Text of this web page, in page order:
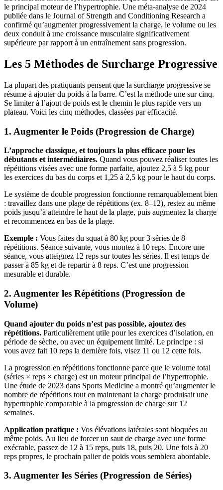
le principal moteur de l’hypertrophie. Une méta-analyse de 2024
publiée dans le Journal of Strength and Conditioning Research a
confirmé qu’augmenter progressivement la charge, le volume ou les
deux conduit à une croissance musculaire significativement
supérieure par rapport à un entraînement sans progression.
Les 5 Méthodes de Surcharge Progressive
La plupart des pratiquants pensent que la surcharge progressive se
résume à ajouter du poids à la barre. C’est la méthode une sur cinq.
Se limiter à l’ajout de poids est le chemin le plus rapide vers un
plateau. Voici les cinq méthodes, classées par efficacité.
1. Augmenter le Poids (Progression de Charge)
L’approche classique, et toujours la plus efficace pour les
débutants et intermédiaires. Quand vous pouvez réaliser toutes les
répétitions visées avec une forme parfaite, ajoutez 2,5 à 5 kg pour
les exercices du bas du corps et 1,25 à 2,5 kg pour le haut du corps.
Le système de double progression fonctionne remarquablement bien
: travaillez dans une plage de répétitions (ex. 8–12), restez au même
poids jusqu’à atteindre le haut de la plage, puis augmentez la charge
et recommencez en bas de la plage.
Exemple : Vous faites du squat à 80 kg pour 3 séries de 8
répétitions. Séance suivante, vous montez à 10 reps. Encore une
séance, vous atteignez 12 reps sur toutes les séries. Il est temps de
passer à 85 kg et de repartir à 8 reps. C’est une progression
mesurable et durable.
2. Augmenter les Répétitions (Progression de
Volume)
Quand ajouter du poids n’est pas possible, ajoutez des
répétitions. Particulièrement utile pour les exercices d’isolation, en
période de sèche, ou avec un équipement limité. Le principe : si
vous avez fait 10 reps la dernière fois, visez 11 ou 12 cette fois.
La progression en répétitions fonctionne parce que le volume total
(séries × reps × charge) est un moteur principal de l’hypertrophie.
Une étude de 2023 dans Sports Medicine a montré qu’augmenter le
nombre de répétitions tout en maintenant la charge produisait une
hypertrophie comparable à la progression de charge sur 12
semaines.
Application pratique : Vos élévations latérales sont bloquées au
même poids. Au lieu de forcer un saut de charge avec une forme
exécrable, passez de 12 à 15 reps, puis 18, puis 20. Une fois à 20
reps propres, le prochain palier de poids vous semblera abordable.
3. Augmenter les Séries (Progression de Séries)